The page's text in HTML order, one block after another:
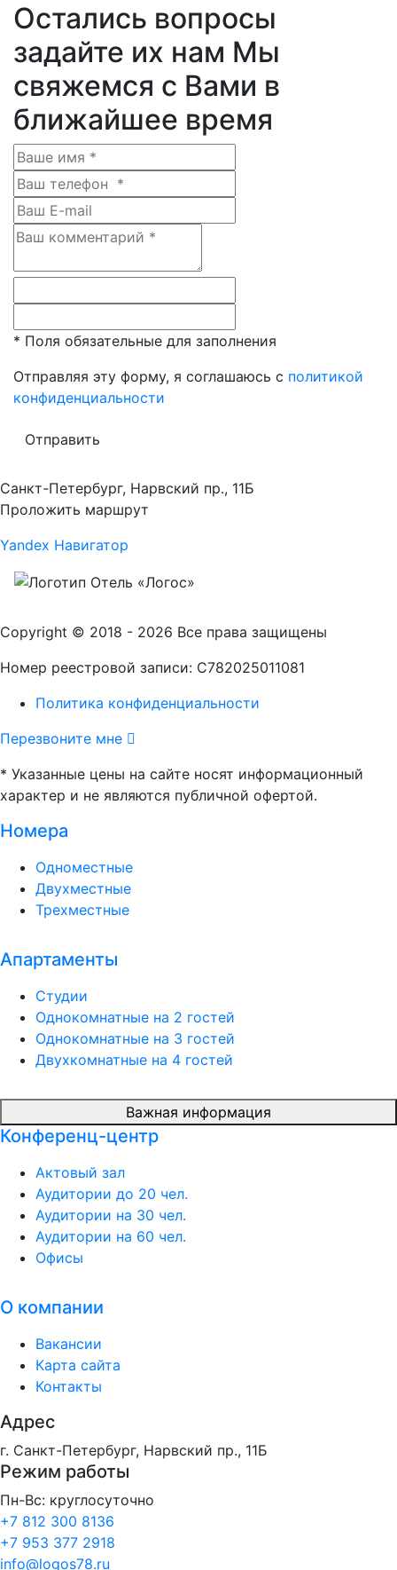
Остались вопросы
задайте их нам Мы
свяжемся с Вами в
ближайшее время
* Поля обязательные для заполнения
Отправляя эту форму, я соглашаюсь с политикой
конфиденциальности
Отправить
Санкт-Петербург, Нарвский пр., 11Б
Проложить маршрут
Yandex Навигатор
Copyright © 2018 - 2026 Все права защищены
Номер реестровой записи: С782025011081
Политика конфиденциальности
Перезвоните мне
* Указанные цены на сайте носят информационный
характер и не являются публичной офертой.
Номера
Одноместные
Двухместные
Трехместные
Апартаменты
Студии
Однокомнатные на 2 гостей
Однокомнатные на 3 гостей
Двухкомнатные на 4 гостей
Важная информация
Конференц-центр
Актовый зал
Аудитории до 20 чел.
Аудитории на 30 чел.
Аудитории на 60 чел.
Офисы
О компании
Вакансии
Карта сайта
Контакты
Адрес
г. Санкт-Петербург, Нарвский пр., 11Б
Режим работы
Пн-Вс: круглосуточно
+7 812 300 8136
+7 953 377 2918
info@logos78.ru